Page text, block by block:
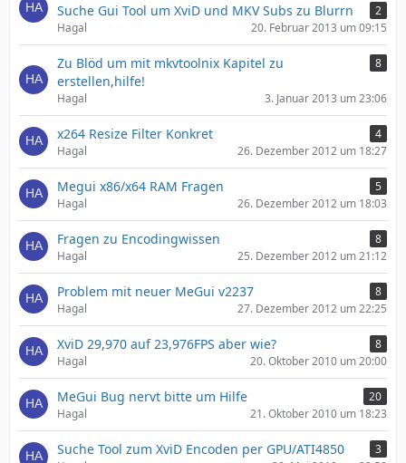
Suche Gui Tool um XviD und MKV Subs zu Blurrn
2
Hagal
20. Februar 2013 um 09:15
Zu Blöd um mit mkvtoolnix Kapitel zu
erstellen,hilfe!
8
Hagal 3. Januar 2013 um 23:06
x264 Resize Filter Konkret
4
Hagal
26. Dezember 2012 um 18:27
Megui x86/x64 RAM Fragen
5
Hagal
26. Dezember 2012 um 18:03
Fragen zu Encodingwissen
8
Hagal
25. Dezember 2012 um 21:12
Problem mit neuer MeGui v2237
8
Hagal
27. Dezember 2012 um 22:25
XviD 29,970 auf 23,976FPS aber wie?
8
Hagal
20. Oktober 2010 um 20:00
MeGui Bug nervt bitte um Hilfe
20
Hagal
21. Oktober 2010 um 18:23
Suche Tool zum XviD Encoden per GPU/ATI4850
3